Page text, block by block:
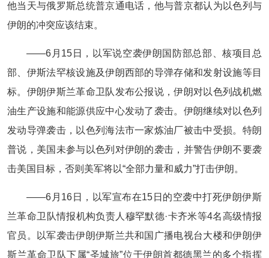
他当天与俄罗斯总统普京通电话，他与普京都认为以色列与
伊朗的冲突应该结束。
——6月15日，以军说空袭伊朗国防部总部、核项目总
部、伊斯法罕核设施及伊朗西部的导弹存储和发射设施等目
标。伊朗伊斯兰革命卫队发布公报说，伊朗对以色列战机燃
油生产设施和能源供应中心发动了袭击。伊朗继续对以色列
发动导弹袭击，以色列海法市一家炼油厂被击中受损。特朗
普说，美国未参与以色列对伊朗的袭击，并警告伊朗不要袭
击美国目标，否则美军将以“全部力量和威力”打击伊朗。
——6月16日，以军宣布在15日的空袭中打死伊朗伊斯
兰革命卫队情报机构负责人穆罕默德·卡齐米等4名高级情报
官员。以军袭击伊朗伊斯兰共和国广播电视台大楼和伊朗伊
斯兰革命卫队下属“圣城旅”位于伊朗首都德黑兰的多个指挥